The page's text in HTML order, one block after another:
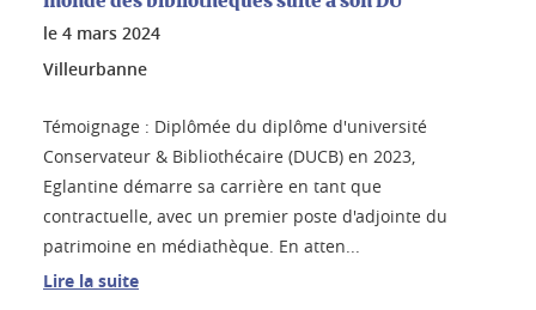
le 4 mars 2024
Villeurbanne
Témoignage : Diplômée du diplôme d'université
Conservateur & Bibliothécaire (DUCB) en 2023,
Eglantine démarre sa carrière en tant que
contractuelle, avec un premier poste d'adjointe du
patrimoine en médiathèque. En atten...
Lire la suite